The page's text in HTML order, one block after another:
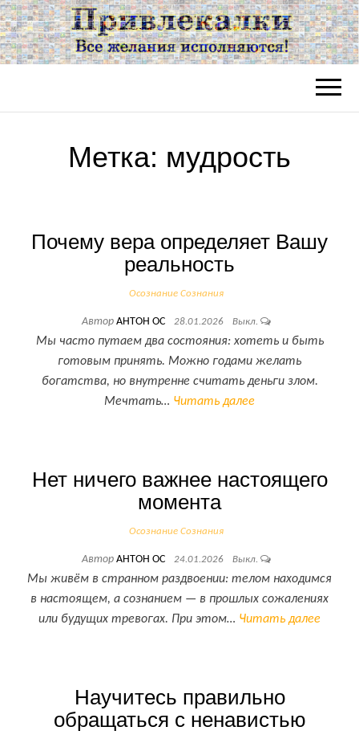
АНТОНА ОС
Все желания исполняются!
Метка: мудрость
Почему вера определяет Вашу
реальность
Осознание Сознания
Автор АНТОН ОС 28.01.2026 Выкл.
Мы часто путаем два состояния: хотеть и быть
готовым принять. Можно годами желать
богатства, но внутренне считать деньги злом.
Мечтать… Читать далее
Нет ничего важнее настоящего
момента
Осознание Сознания
Автор АНТОН ОС 24.01.2026 Выкл.
Мы живём в странном раздвоении: телом находимся
в настоящем, а сознанием — в прошлых сожалениях
или будущих тревогах. При этом… Читать далее
Научитесь правильно
обращаться с ненавистью